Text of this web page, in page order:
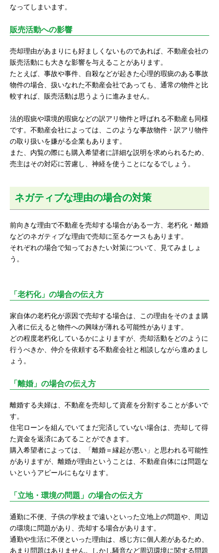
なってしまいます。
販売活動への影響
売却理由があまりにも好ましくないものであれば、不動産会社の
販売活動にも大きな影響を与えることがあります。
たとえば、事故や事件、自殺などが起きた心理的瑕疵のある事故
物件の場合、扱いなれた不動産会社であっても、通常の物件と比
較すれば、販売活動は思うように進みません。
法的瑕疵や環境的瑕疵などの訳アリ物件と呼ばれる不動産も同様
です。不動産会社によっては、このような事故物件・訳アリ物件
の取り扱いを嫌がる企業もあります。
また、内覧の際にも購入希望者に詳細な説明を求められるため、
売主はその対応に苦慮し、神経を使うことになるでしょう。
ネガティブな理由の場合の対策
前向きな理由で不動産を売却する場合がある一方、老朽化・離婚
などのネガティブな理由で売却に至るケースもあります。
それぞれの場合で知っておきたい対策について、見てみましょ
う。
「老朽化」の場合の伝え方
家自体の老朽化が原因で売却する場合は、この理由をそのまま購
入者に伝えると物件への興味が薄れる可能性があります。
どの程度老朽化しているかによりますが、売却活動をどのように
行うべきか、仲介を依頼する不動産会社と相談しながら進めまし
ょう。
「離婚」の場合の伝え方
離婚する夫婦は、不動産を売却して資産を分割することが多いで
す。
住宅ローンを組んでいてまだ完済していない場合は、売却して得
た資金を返済にあてることができます。
購入希望者によっては、「離婚＝縁起が悪い」と思われる可能性
がありますが、離婚が理由ということは、不動産自体には問題な
いというアピールにもなります。
「立地・環境の問題」の場合の伝え方
通勤に不便、子供の学校まで遠いといった立地上の問題や、周辺
の環境に問題があり、売却する場合があります。
通勤や生活に不便といった理由は、感じ方に個人差があるため、
あまり問題はありません。しかし騒音など周辺環境に関する問題